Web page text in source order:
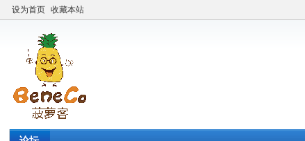
设为首页 收藏本站